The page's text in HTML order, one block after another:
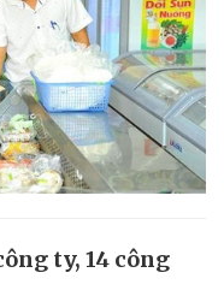
ty, 14 công